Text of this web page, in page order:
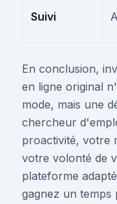
Suivi
En conclusion,
en ligne original
mode, mais une
chercheur
proactivité, votre
votre volonté de
plateforme
gagnez un